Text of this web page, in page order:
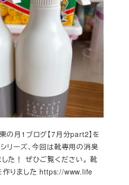
の月1ブログ【7月分part2】を
リーズ、今回は靴専用の消臭
た！ ぜひご覧ください。 靴
作りました https://www.life